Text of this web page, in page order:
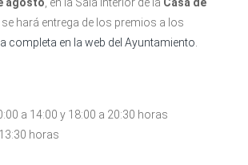
se hará entrega de los premios a los
completa en la web del Ayuntamiento.
a 14:00 y 18:00 a 20:30 horas
horas